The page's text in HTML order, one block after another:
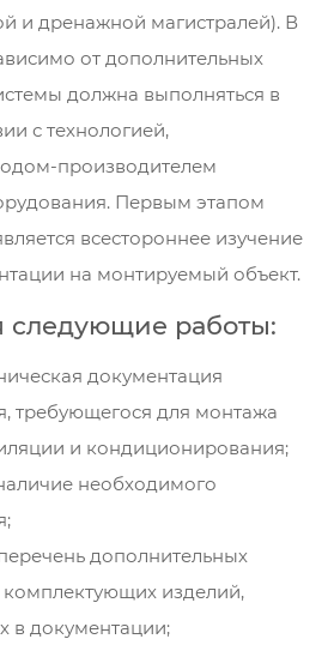
и дренажной магистралей). В
от дополнительных
должна выполняться в
с технологией,
производителем
Первым этапом
всестороннее изучение
на монтируемый объект.
следующие работы:
документация
требующегося для монтажа
и кондиционирования;
необходимого
дополнительных
изделий,
в документации;